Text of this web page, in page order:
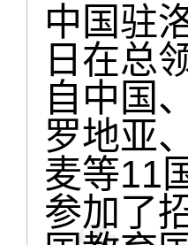
中国驻
日在总
自中国
罗地亚
麦等11
参加了